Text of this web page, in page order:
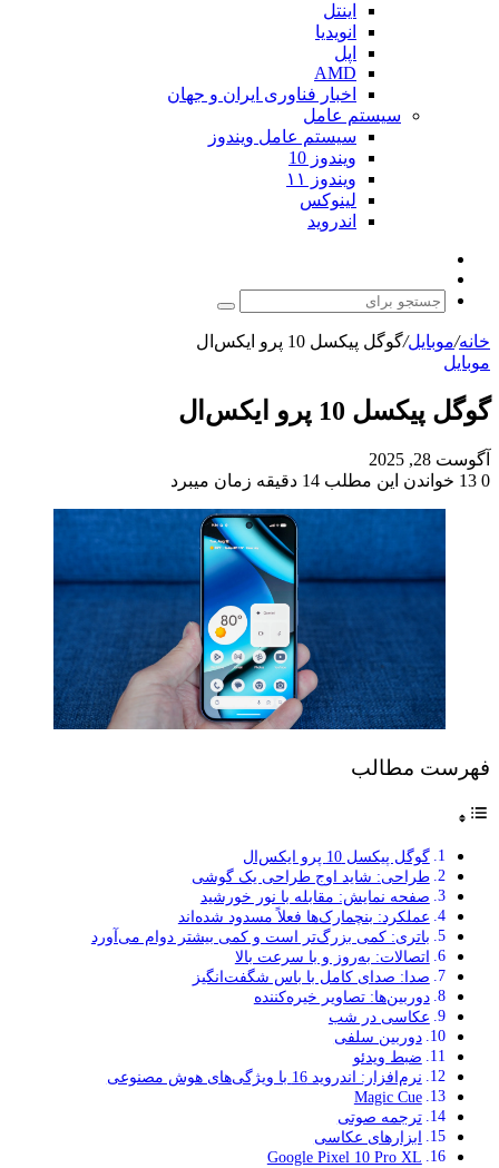
اینتل
انویدیا
اپل
AMD
اخبار فناوری ایران و جهان
سیستم عامل
سیستم عامل ویندوز
ویندوز 10
ویندوز ۱۱
لینوکس
اندروید
پوسته
جستجو
برای
خانه/موبایل/گوگل پیکسل 10 پرو ایکس‌ال
موبایل
گوگل پیکسل 10 پرو ایکس‌ال
آگوست 28, 2025
0
خواندن این مطلب 14 دقیقه زمان میبرد
فهرست مطالب
گوگل پیکسل 10 پرو ایکس‌ال
طراحی: شاید اوج طراحی یک گوشی
صفحه نمایش: مقابله با نور خورشید
عملکرد: بنچمارک‌ها فعلاً مسدود شده‌اند
باتری: کمی بزرگ‌تر است و کمی بیشتر دوام می‌آورد
اتصالات: به‌روز و با سرعت بالا
صدا: صدای کامل با باس شگفت‌انگیز
دوربین‌ها: تصاویر خیره‌کننده
عکاسی در شب
دوربین سلفی
ضبط ویدئو
نرم‌افزار: اندروید 16 با ویژگی‌های هوش مصنوعی
Magic Cue
ترجمه صوتی
ابزارهای عکاسی
Google Pixel 10 Pro XL